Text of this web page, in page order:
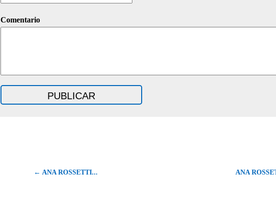
Comentario
← ANA ROSSETTI... ANA